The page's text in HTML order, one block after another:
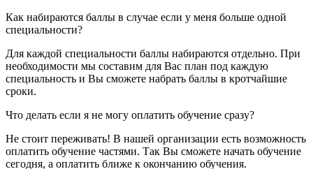
Как набираются баллы в случае если у меня больше одной
специальности?
Для каждой специальности баллы набираются отдельно. При
необходимости мы составим для Вас план под каждую
специальность и Вы сможете набрать баллы в кротчайшие
сроки.
Что делать если я не могу оплатить обучение сразу?
Не стоит переживать! В нашей организации есть возможность
оплатить обучение частями. Так Вы сможете начать обучение
сегодня, а оплатить ближе к окончанию обучения.